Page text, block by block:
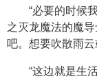
“必要的时候
之灭龙魔法的魔
吧。想要吹散雨
“这边就是生